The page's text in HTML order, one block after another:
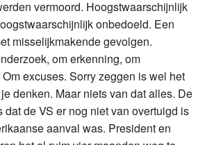
vermoord. Hoogstwaarschijnlijk
onbedoeld. Een
misselijkmakende gevolgen.
om erkenning, om
excuses. Sorry zeggen is wel het
denken. Maar niets van dat alles. De
dat de VS er nog niet van overtuigd is
aanval was. President en